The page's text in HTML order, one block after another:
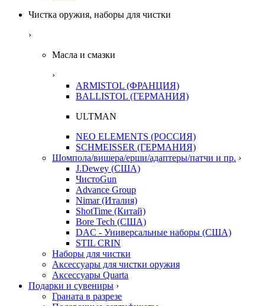
Чистка оружия, наборы для чистки
›
Масла и смазки
›
ARMISTOL (ФРАНЦИЯ)
BALLISTOL (ГЕРМАНИЯ)
ULTMAN
NEO ELEMENTS (РОССИЯ)
SCHMEISSER (ГЕРМАНИЯ)
Шомпола/вишера/ерши/адаптеры/патчи и пр. ›
J.Dewey (США)
ЧистоGun
Advance Group
Nimar (Италия)
ShotTime (Китай)
Bore Tech (США)
DAC - Универсальные наборы (США)
STIL CRIN
Наборы для чистки
Аксессуары для чистки оружия
Аксессуары Quarta
Подарки и сувениры ›
Граната в разрезе